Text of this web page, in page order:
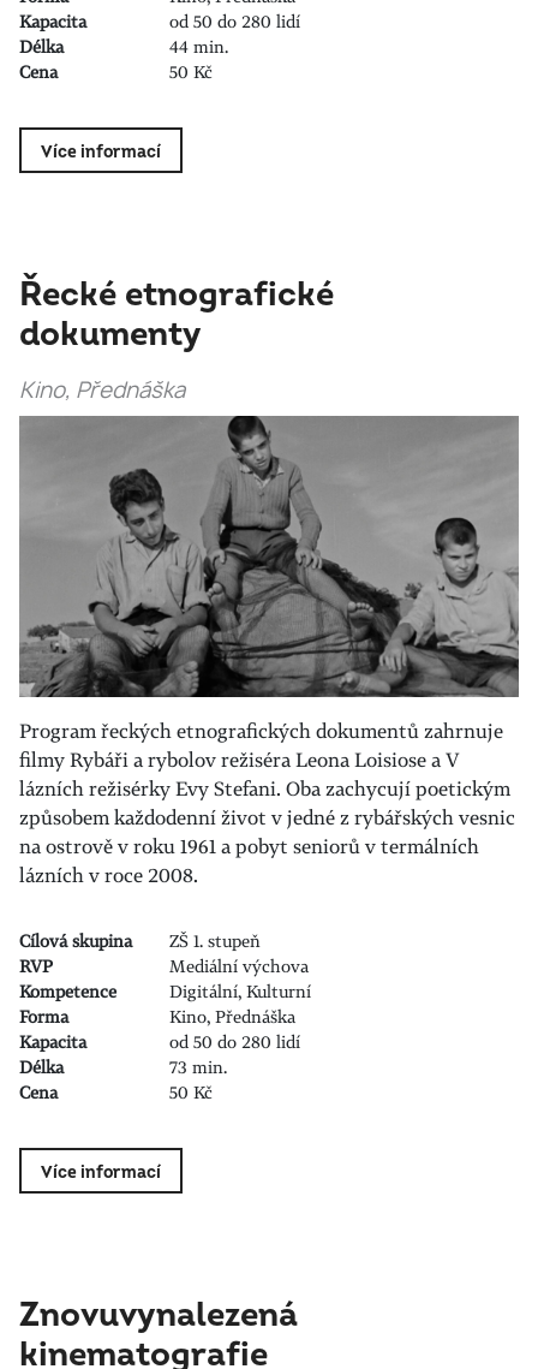
Kapacita
od 50 do 280 lidí
Délka
44 min.
Cena
50 Kč
Více informací
Řecké etnografické
dokumenty
Kino, Přednáška
Program řeckých etnografických dokumentů zahrnuje
filmy Rybáři a rybolov režiséra Leona Loisiose a V
lázních režisérky Evy Stefani. Oba zachycují poetickým
způsobem každodenní život v jedné z rybářských vesnic
na ostrově v roku 1961 a pobyt seniorů v termálních
lázních v roce 2008.
Cílová skupina
ZŠ 1. stupeň
RVP
Mediální výchova
Kompetence
Digitální, Kulturní
Forma
Kino, Přednáška
Kapacita
od 50 do 280 lidí
Délka
73 min.
Cena
50 Kč
Více informací
Znovuvynalezená
kinematografie